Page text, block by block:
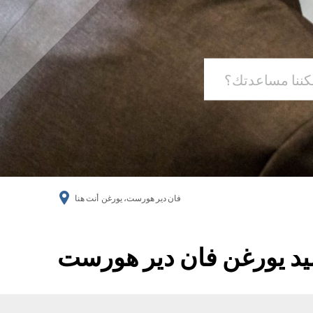
أنت هنا فان دير هورست، يورغن
يورغن فان دير هورست